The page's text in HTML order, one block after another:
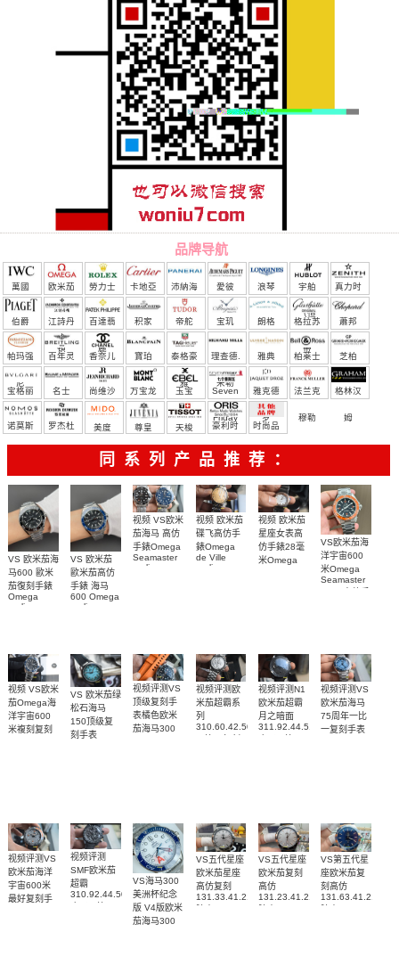
品牌导航
萬國 欧米茄 勞力士 卡地亞 沛納海 愛彼 浪琴 宇舶
（恒
宝）
真力时
伯爵 江詩丹
頓
百達翡
麗
积家 帝舵 宝玑 朗格 格拉苏
蒂
蕭邦
帕玛强
尼
百年灵 香奈儿 寶珀 泰格豪
雅
理查德.
米勒
雅典 柏莱士 芝柏
宝格丽 名士 尚维沙 万宝龙 玉宝 Seven
Friday
雅克德
罗
法兰克
穆勒
格林汉
姆
诺莫斯
罗杰杜 美度 尊皇 天梭 豪利时 时尚品
牌/原单
同系列产品推荐：
VS 欧米茄海
马600 歐米
茄復刻手錶
Omega
replica
VS 欧米茄
歐米茄高仿
手錶 海马
600 Omega
replica
视频 VS欧米
茄海马 高仿
手錶Omega
Seamaster
replica
视频 欧米茄
碟飞高仿手
錶Omega
de Ville
replica
视频 欧米茄
星座女表高
仿手錶28毫
米Omega
VS欧米茄海
洋宇宙600
米Omega
Seamaster
视频 VS欧米
茄Omega海
洋宇宙600
米複刻复刻
VS 欧米茄绿
松石海马
150顶级复
刻手表
视频评测VS
顶级复刻手
表橘色欧米
茄海马300
视频评测欧
米茄超霸系
列
310.60.42.50.02.001
视频评测N1
欧米茄超霸
月之暗面
311.92.44.51.01.005
视频评测VS
欧米茄海马
75周年一比
一复刻手表
视频评测VS
欧米茄海洋
宇宙600米
最好复刻手
视频评测
SMF欧米茄
超霸
310.92.44.50.06.001
VS海马300
美洲杯纪念
版 V4版欧米
茄海马300
VS五代星座
欧米茄星座
高仿复刻
131.33.41.21.06.001
VS五代星座
欧米茄复刻
高仿
131.23.41.21.06.001
VS第五代星
座欧米茄复
刻高仿